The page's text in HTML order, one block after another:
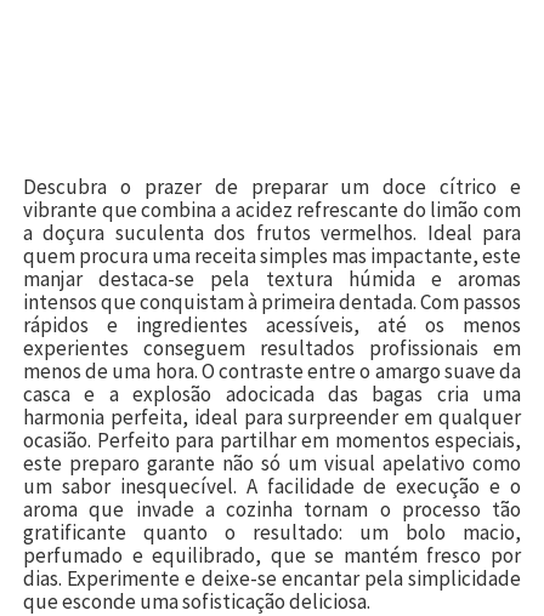
Descubra o prazer de preparar um doce cítrico e
vibrante que combina a acidez refrescante do limão com
a doçura suculenta dos frutos vermelhos. Ideal para
quem procura uma receita simples mas impactante, este
manjar destaca-se pela textura húmida e aromas
intensos que conquistam à primeira dentada. Com passos
rápidos e ingredientes acessíveis, até os menos
experientes conseguem resultados profissionais em
menos de uma hora. O contraste entre o amargo suave da
casca e a explosão adocicada das bagas cria uma
harmonia perfeita, ideal para surpreender em qualquer
ocasião. Perfeito para partilhar em momentos especiais,
este preparo garante não só um visual apelativo como
um sabor inesquecível. A facilidade de execução e o
aroma que invade a cozinha tornam o processo tão
gratificante quanto o resultado: um bolo macio,
perfumado e equilibrado, que se mantém fresco por
dias. Experimente e deixe-se encantar pela simplicidade
que esconde uma sofisticação deliciosa.